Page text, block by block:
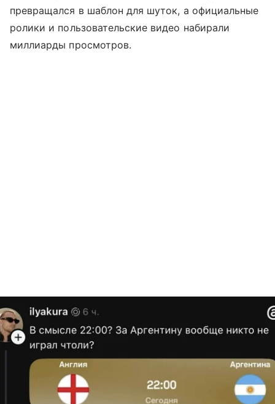
превращался в шаблон для шуток, а официальные
ролики и пользовательские видео набирали
миллиарды просмотров.